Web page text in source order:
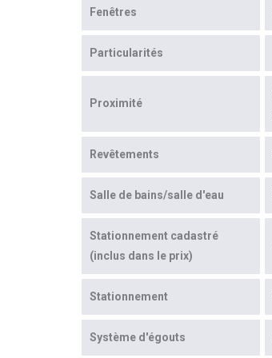
Fenêtres
Particularités
Proximité
Revêtements
Salle de bains/salle d'eau
Stationnement cadastré
(inclus dans le prix)
Stationnement
Système d'égouts